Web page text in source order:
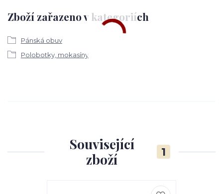
Zboží zařazeno v kategoriích
Pánská obuv
Polobotky, mokasíny
Související
zboží
1